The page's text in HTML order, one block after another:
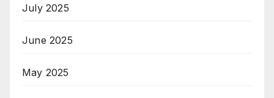
July 2025
June 2025
May 2025